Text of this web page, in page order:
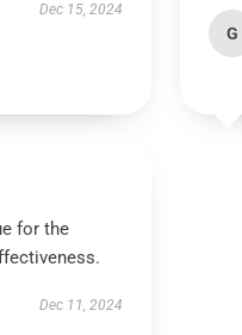
Dec 15, 2024
G
for the
Dec 11, 2024